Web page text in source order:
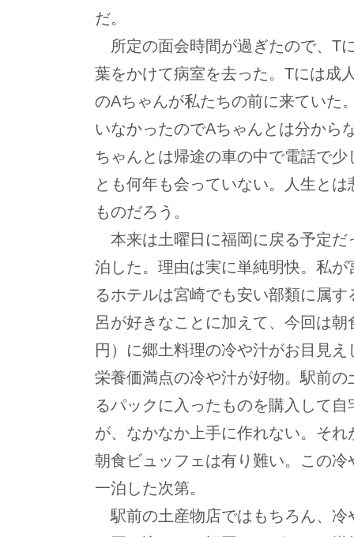
だ。
所定の面会時間が過ぎたので、T
葉をかけて病室を去った。Tには成
のAちゃんが私たちの前に来ていた
いなかったのでAちゃんとは分から
ちゃんとは帰途の車の中で電話で
とも何年も会っていない。人生と
ものだろう。
本来は土曜日に福岡に戻る予定だ
泊した。理由は実に単純明快。私が
るホテルは宮崎でも安い部類に属
呂が好きなことに加えて、今回は
円）に郷土料理の冷や汁がお目見
栄養価満点の冷や汁が好物。駅前の
るパックに入ったものを購入して
が、なかなか上手に作れない。そ
朝食ビュッフェは有り難い。この冷
一泊した次第。
駅前の土産物店ではもちろん、冷